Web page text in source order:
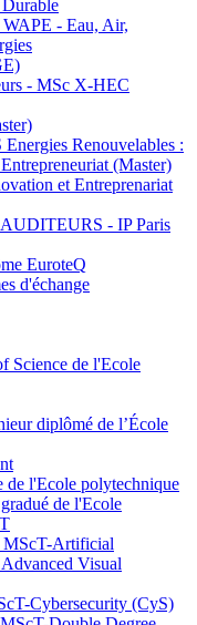
- Eau, Air,
- MSc X-HEC
Renouvelables :
(Master)
et Entreprenariat
- IP Paris
EuroteQ
d'échange
Science de l'Ecole
diplômé de l’École
l'Ecole polytechnique
de l'Ecole
Artificial
Visual
Cybersecurity (CyS)